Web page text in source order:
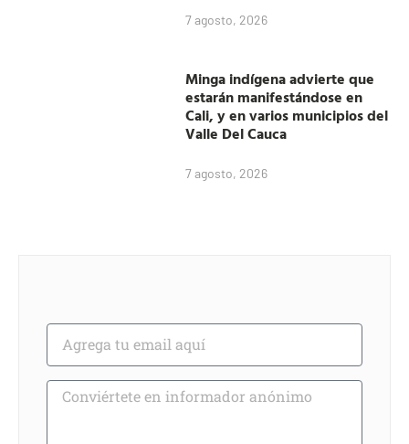
7 agosto, 2026
Minga indígena advierte que
estarán manifestándose en
Cali, y en varios municipios del
Valle Del Cauca
7 agosto, 2026